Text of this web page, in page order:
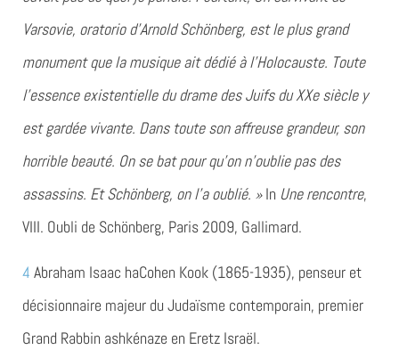
Varsovie, oratorio d’Arnold Schönberg, est le plus grand
monument que la musique ait dédié à l’Holocauste. Toute
l’essence existentielle du drame des Juifs du XXe siècle y
est gardée vivante. Dans toute son affreuse grandeur, son
horrible beauté. On se bat pour qu’on n’oublie pas des
assassins. Et Schönberg, on l’a oublié. »In Une rencontre,
VIII. Oubli de Schönberg, Paris 2009, Gallimard.
4 Abraham Isaac haCohen Kook (1865-1935), penseur et
décisionnaire majeur du Judaïsme contemporain, premier
Grand Rabbin ashkénaze en Eretz Israël.